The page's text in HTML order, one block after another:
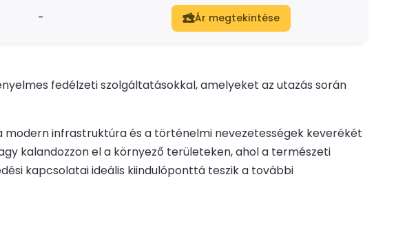
- Ár megtekintése
fedélzeti szolgáltatásokkal, amelyeket az utazás során
infrastruktúra és a történelmi nevezetességek keverékét
kalandozzon el a környező területeken, ahol a természeti
kapcsolatai ideális kiindulóponttá teszik a további